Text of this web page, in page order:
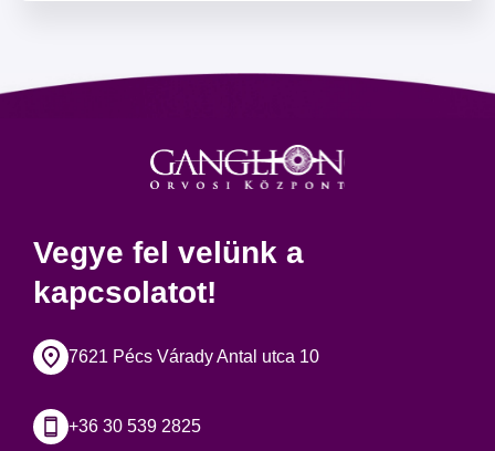
Vegye fel velünk a
kapcsolatot!
7621 Pécs Várady Antal utca 10
+36 30 539 2825